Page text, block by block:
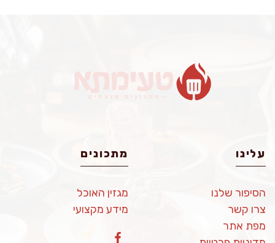
עלינו
הסיפור שלנו
צרו קשר
מפת אתר
מתכונים
מגזין האוכל
מידע מקצועי